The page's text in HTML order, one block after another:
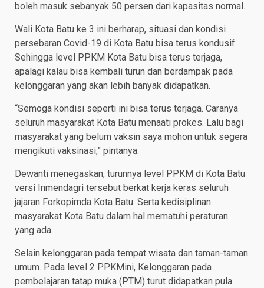
boleh masuk sebanyak 50 persen dari kapasitas normal.
Wali Kota Batu ke 3 ini berharap, situasi dan kondisi
persebaran Covid-19 di Kota Batu bisa terus kondusif.
Sehingga level PPKM Kota Batu bisa terus terjaga,
apalagi kalau bisa kembali turun dan berdampak pada
kelonggaran yang akan lebih banyak didapatkan.
“Semoga kondisi seperti ini bisa terus terjaga. Caranya
seluruh masyarakat Kota Batu menaati prokes. Lalu bagi
masyarakat yang belum vaksin saya mohon untuk segera
mengikuti vaksinasi,” pintanya.
Dewanti menegaskan, turunnya level PPKM di Kota Batu
versi Inmendagri tersebut berkat kerja keras seluruh
jajaran Forkopimda Kota Batu. Serta kedisiplinan
masyarakat Kota Batu dalam hal mematuhi peraturan
yang ada.
Selain kelonggaran pada tempat wisata dan taman-taman
umum. Pada level 2 PPKMini, Kelonggaran pada
pembelajaran tatap muka (PTM) turut didapatkan pula.